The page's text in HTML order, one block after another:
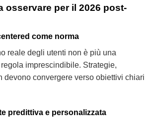
osservare per il 2026 post-
come norma
reale degli utenti non è più una
imprescindibile. Strategie,
devono convergere verso obiettivi chiari
predittiva e personalizzata